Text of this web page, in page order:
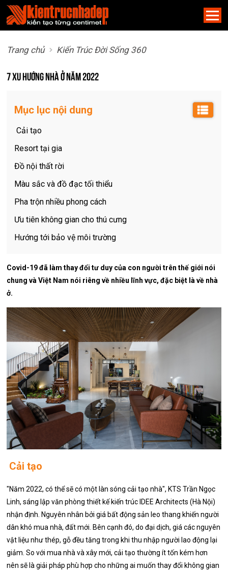
Trang chủ Kiến Trúc Đời Sống 360
7 xu hướng nhà ở năm 2022
Mục lục nội dung
Cải tạo
Resort tại gia
Đồ nội thất rời
Màu sắc và đồ đạc tối thiểu
Pha trộn nhiều phong cách
Ưu tiên không gian cho thú cưng
Hướng tới bảo vệ môi trường
Covid-19 đã làm thay đổi tư duy của con người trên thế giới nói
chung và Việt Nam nói riêng về nhiều lĩnh vực, đặc biệt là về nhà
ở.
Cải tạo
"Năm 2022, có thể sẽ có một làn sóng cải tạo nhà", KTS Trần Ngọc
Linh, sáng lập văn phòng thiết kế kiến trúc IDEE Architects (Hà Nội)
nhận định. Nguyên nhân bởi giá bất động sản leo thang khiến người
dân khó mua nhà, đất mới. Bên cạnh đó, do đại dịch, giá các nguyên
vật liệu như thép, gỗ đều tăng trong khi thu nhập người lao động lại
giảm. So với mua nhà và xây mới, cải tạo thường ít tốn kém hơn
nên sẽ là giải pháp phù hợp cho những ai muốn thay đổi không gian